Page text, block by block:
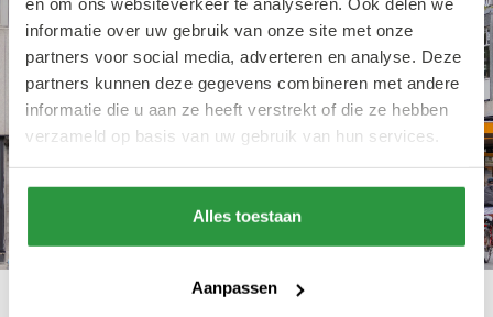
informatie over uw gebruik van onze site met onze
partners voor social media, adverteren en analyse. Deze
partners kunnen deze gegevens combineren met andere
informatie die u aan ze heeft verstrekt of die ze hebben
verzameld op basis van uw gebruik van hun services.
Alles toestaan
Aanpassen